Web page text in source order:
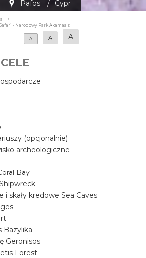
Pafos / Cypr
/
- Narodowy Park Akamas z
A
A A
(opcjonalnie)
archeologiczne
Bay
i skały kredowe Sea Caves
Bazylika
Geronisos
Forest